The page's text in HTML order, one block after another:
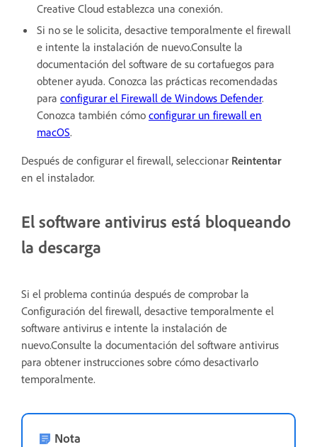
Creative Cloud establezca una conexión.
Si no se le solicita, desactive temporalmente el firewall
e intente la instalación de nuevo.Consulte la
documentación del software de su cortafuegos para
obtener ayuda. Conozca las prácticas recomendadas
para configurar el Firewall de Windows Defender.
Conozca también cómo configurar un firewall en
macOS.
Después de configurar el firewall, seleccionar Reintentar
en el instalador.
El software antivirus está bloqueando
la descarga
Si el problema continúa después de comprobar la
Configuración del firewall, desactive temporalmente el
software antivirus e intente la instalación de
nuevo.Consulte la documentación del software antivirus
para obtener instrucciones sobre cómo desactivarlo
temporalmente.
Nota